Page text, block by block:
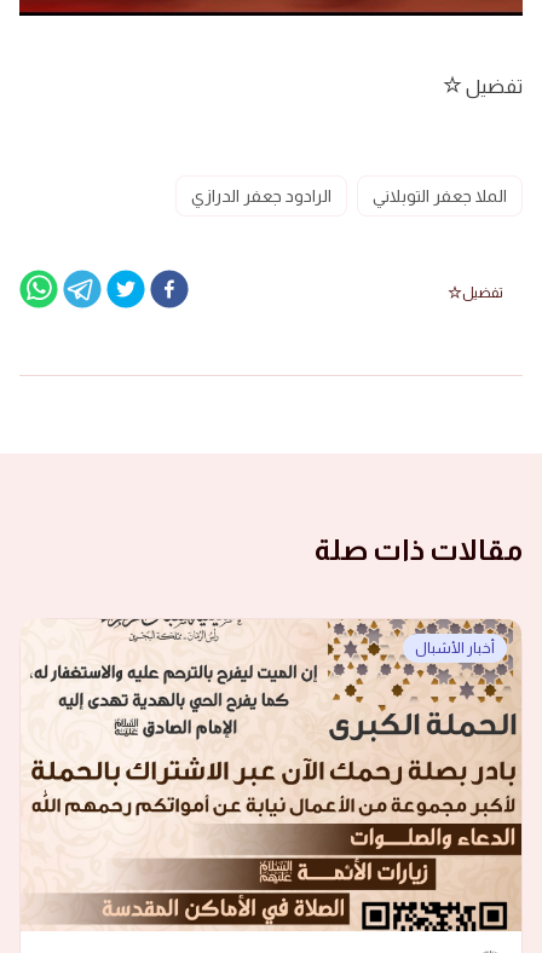
تفضيل
الملا جعفر التوبلاني الرادود جعفر الدرازي
تفضيل
مقالات ذات صلة
أخبار الأشبال